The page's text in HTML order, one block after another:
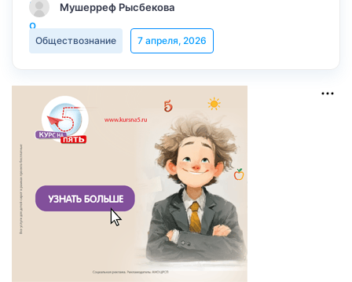
Мушерреф Рысбекова
Обществознание 7 апреля, 2026